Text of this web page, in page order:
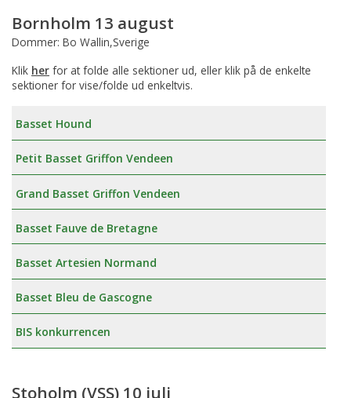
Bornholm 13 august
Dommer: Bo Wallin,Sverige
Klik her for at folde alle sektioner ud, eller klik på de enkelte
sektioner for vise/folde ud enkeltvis.
Basset Hound
Petit Basset Griffon Vendeen
Grand Basset Griffon Vendeen
Basset Fauve de Bretagne
Basset Artesien Normand
Basset Bleu de Gascogne
BIS konkurrencen
Stoholm (VSS) 10 juli